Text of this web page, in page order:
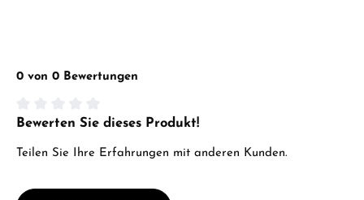
0 von 0 Bewertungen
Durchschnittliche Bewertung von 0 von 5 Sternen
Bewerten Sie dieses Produkt!
Teilen Sie Ihre Erfahrungen mit anderen Kunden.